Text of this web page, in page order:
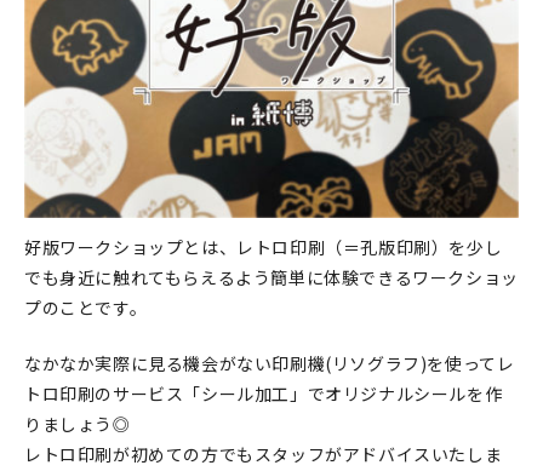
好版ワークショップとは、レトロ印刷（＝孔版印刷）を少し
でも身近に触れてもらえるよう簡単に体験できるワークショッ
プのことです。
なかなか実際に見る機会がない印刷機(リソグラフ)を使ってレ
トロ印刷のサービス「シール加工」でオリジナルシールを作
りましょう◎
レトロ印刷が初めての方でもスタッフがアドバイスいたしま